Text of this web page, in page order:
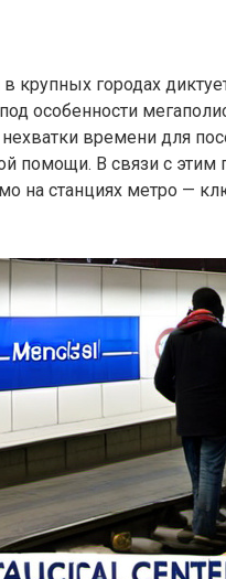
городах
особенности
нехватки времени для
помощи. В связи с этим
на станциях метро —